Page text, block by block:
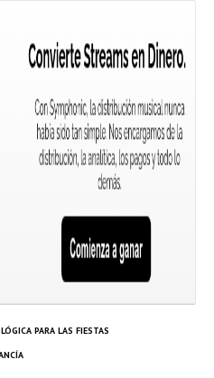
PARA LAS FIESTAS